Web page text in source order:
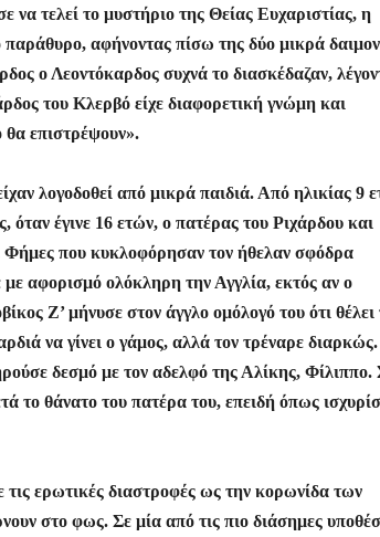
να τελεί το μυστήριο της Θείας Ευχαριστίας, η
αφήνοντας πίσω της δύο μικρά
ο Λεοντόκαρδος συχνά το διασκέδαζαν,
του Κλερβό είχε διαφορετική γνώμη και
θα επιστρέψουν».
λογοδοθεί από μικρά παιδιά. Από ηλικίας 9
έγινε 16 ετών, ο πατέρας του Ριχάρδου και
Φήμες που κυκλοφόρησαν τον ήθελαν σφόδρα
αφορισμό ολόκληρη την Αγγλία, εκτός αν ο
Ζ’ μήνυσε στον άγγλο ομόλογό του ότι θέλει
να γίνει ο γάμος, αλλά τον τρέναρε
δεσμό με τον αδελφό της Αλίκης, Φίλιππο.
το θάνατο του πατέρα του, επειδή όπως
ερωτικές διαστροφές ως την κορωνίδα των
στο φως. Σε μία από τις πιο διάσημες